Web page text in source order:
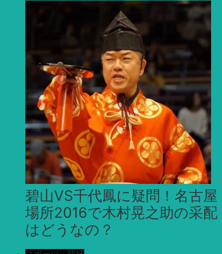
碧山VS千代鳳に疑問！名古屋
場所2016で木村晃之助の采配
はどうなの？